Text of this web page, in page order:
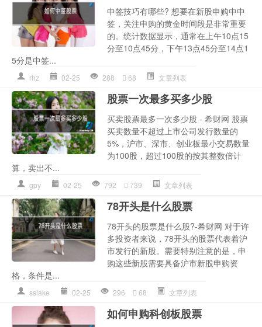
中签技巧有哪些? 想要在新股申购中中
签，关注申购的黄金时间段是非常重要
的。统计数据显示，通常在上午10点15
分至10点45分，下午13点45分至14点1
5分是中签...
rhz 02-25 288 68 文章列表
股票一次最多买多少股
买卖股票最多一次多少股 - 希财网 股票
买卖数量不超过上市公司发行数量的
5%，沪市、深市、创业板最小交易数量
为100股，超过100股的按其整数倍计
算，卖出不...
gpy 02-25 792 739 文章列表
78开头是什么股票
78开头的股票是什么股?-希财网 对于许
多投资者来说，78开头的股票代表着沪
市发行的新股。需要特别注意的是，申
购这些新股需要具备沪市新股申购资
格，条件是...
sslake 02-25 296 68 文章列表
如何申购科创板股票